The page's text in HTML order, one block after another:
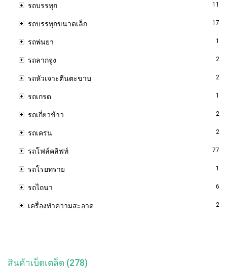
รถบรรทุก 11
รถบรรทุกขนาดเล็ก 17
รถพ่นยา 1
รถลากจูง 2
รถหัวเจาะตีนตะขาบ 2
รถเกรด 1
รถเกี่ยวข้าว 2
รถเครน 2
รถโฟล์คลิฟท์ 77
รถโรยทราย 1
รถไถนา 6
เครื่องทำความสะอาด 2
สินค้าเบ็ดเตล็ด (278)